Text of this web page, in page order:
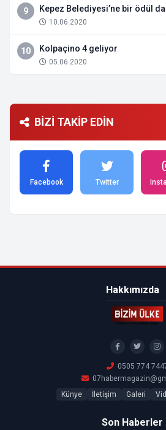
9 Kepez Belediyesi’ne bir ödül
10.06.2020
10 Kolpaçino 4 geliyor
05.06.2020
BİZİ TAKİP EDİN
Facebook Twitter
Hakkımızda
0505 774
Künye
İletişim Galeri
Son Haberler